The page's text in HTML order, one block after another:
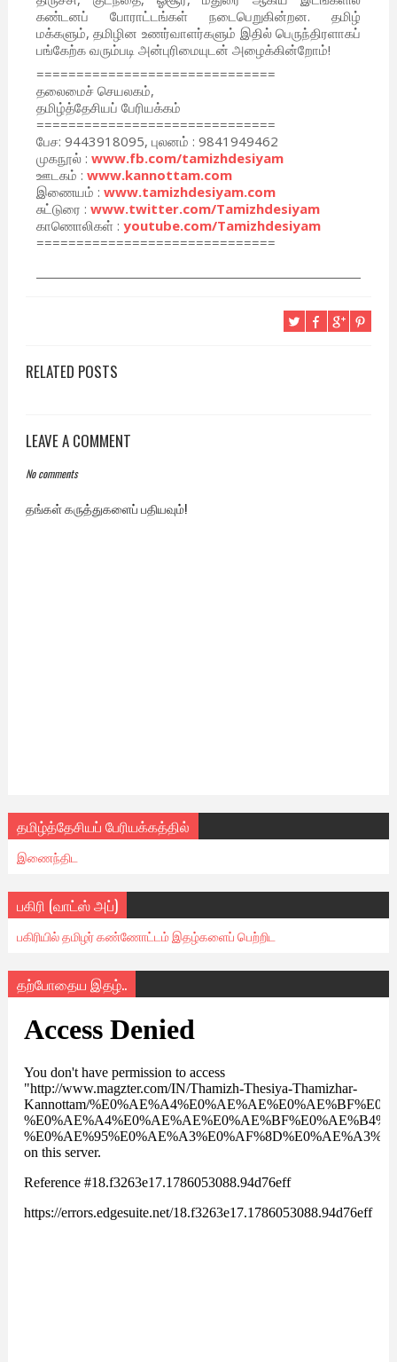
கண்டனப் போராட்டங்கள் நடைபெறுகின்றன. தமிழ்
மக்களும், தமிழின உணர்வாளர்களும் இதில் பெருந்திரளாகப்
பங்கேற்க வரும்படி அன்புரிமையுடன் அழைக்கின்றோம்!
==============================
தலைமைச் செயலகம்,
தமிழ்த்தேசியப் பேரியக்கம்
==============================
பேச: 9443918095, புலனம் : 9841949462
முகநூல் : www.fb.com/tamizhdesiyam
ஊடகம் : www.kannottam.com
இணையம் : www.tamizhdesiyam.com
சுட்டுரை : www.twitter.com/Tamizhdesiyam
காணொலிகள் : youtube.com/Tamizhdesiyam
==============================
RELATED POSTS
LEAVE A COMMENT
No comments
தங்கள் கருத்துகளைப் பதியவும்!
தமிழ்த்தேசியப் பேரியக்கத்தில்
இணைந்திட
பகிரி (வாட்ஸ் அப்)
பகிரியில் தமிழர் கண்ணோட்டம் இதழ்களைப் பெற்றிட
தற்போதைய இதழ்..